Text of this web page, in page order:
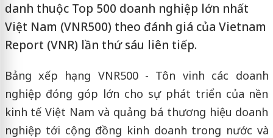
danh thuộc Top 500 doanh nghiệp lớn nhất
Việt Nam (VNR500) theo đánh giá của Vietnam
Report (VNR) lần thứ sáu liên tiếp.
Bảng xếp hạng VNR500 - Tôn vinh các doanh
nghiệp đóng góp lớn cho sự phát triển của nền
kinh tế Việt Nam và quảng bá thương hiệu doanh
nghiệp tới cộng đồng kinh doanh trong nước và